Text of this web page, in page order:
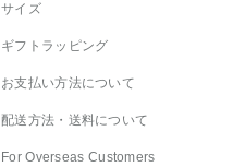
サイズ
ギフトラッピング
お支払い方法について
配送方法・送料について
For Overseas Customers